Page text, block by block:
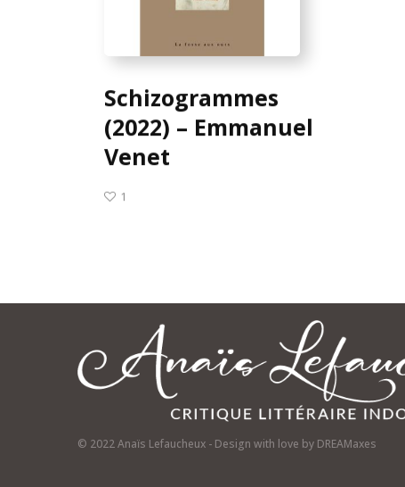
Schizogrammes
(2022) – Emmanuel
Venet
1
© 2022 Anaïs Lefaucheux - Design with love by DREAMaxes